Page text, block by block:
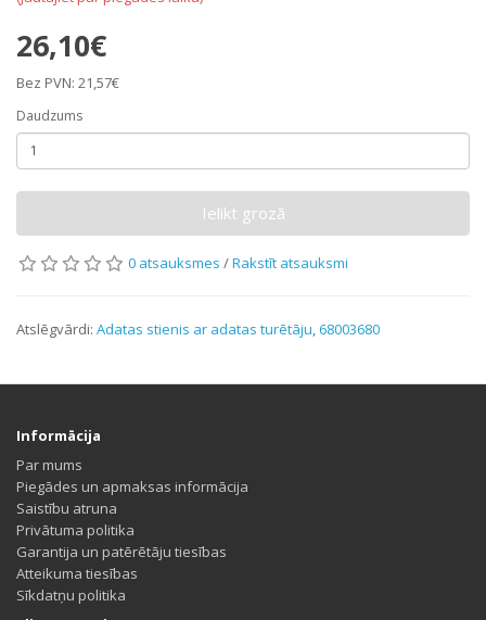
26,10€
Bez PVN: 21,57€
Daudzums
Ielikt grozā
0 atsauksmes /Rakstīt atsauksmi
Atslēgvārdi: Adatas stienis ar adatas turētāju, 68003680
Informācija
Par mums
Piegādes un apmaksas informācija
Saistību atruna
Privātuma politika
Garantija un patērētāju tiesības
Atteikuma tiesības
Sīkdatņu politika